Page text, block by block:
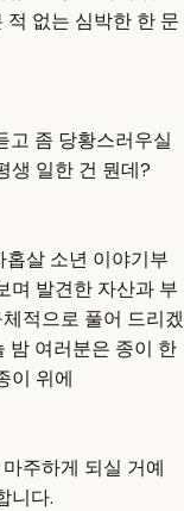
없는 심박한 한 문
고 좀 당황스러우실
생 일한 건 뭔데?
살 소년 이야기부
며 발견한 자산과 부
적으로 풀어 드리겠
밤 여러분은 종이 한
이 위에
주하게 되실 거예
니다.